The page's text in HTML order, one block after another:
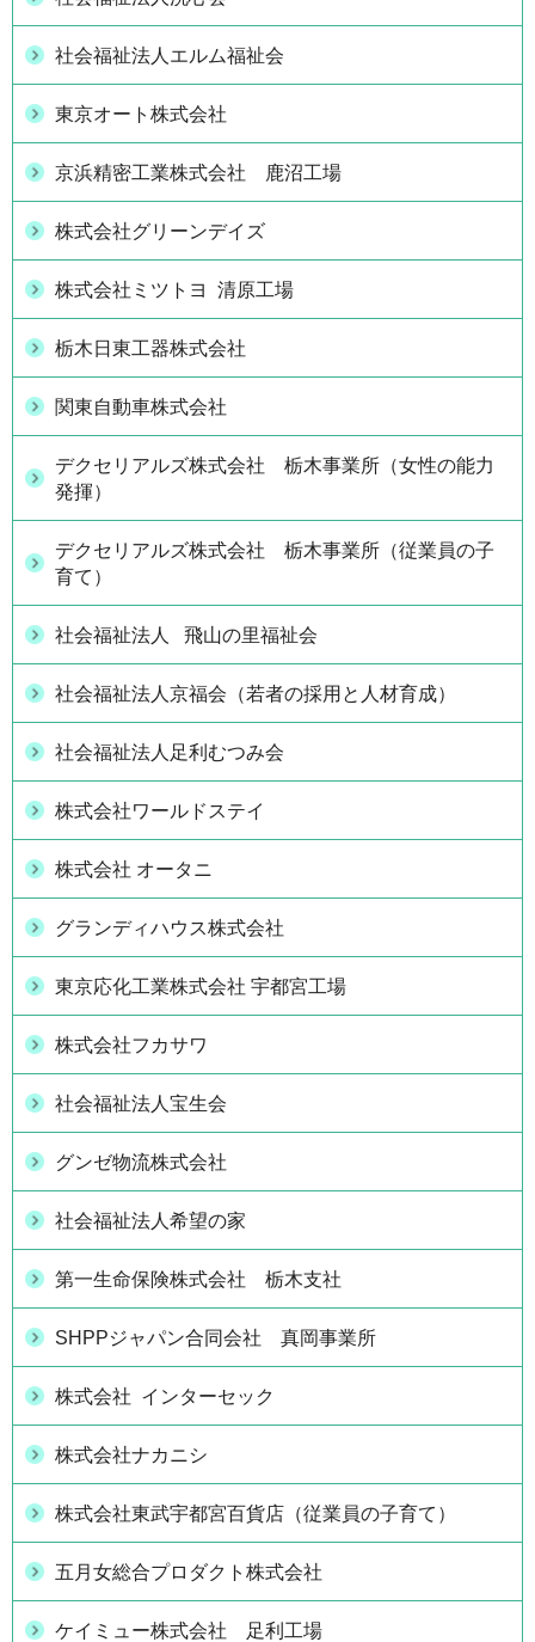
社会福祉法人エルム福祉会
東京オート株式会社
京浜精密工業株式会社 鹿沼工場
株式会社グリーンデイズ
株式会社ミツトヨ 清原工場
栃木日東工器株式会社
関東自動車株式会社
デクセリアルズ株式会社 栃木事業所（女性の能力
発揮）
デクセリアルズ株式会社 栃木事業所（従業員の子
育て）
社会福祉法人 飛山の里福祉会
社会福祉法人京福会（若者の採用と人材育成）
社会福祉法人足利むつみ会
株式会社ワールドステイ
株式会社 オータニ
グランディハウス株式会社
東京応化工業株式会社 宇都宮工場
株式会社フカサワ
社会福祉法人宝生会
グンゼ物流株式会社
社会福祉法人希望の家
第一生命保険株式会社 栃木支社
SHPPジャパン合同会社 真岡事業所
株式会社 インターセック
株式会社ナカニシ
株式会社東武宇都宮百貨店（従業員の子育て）
五月女総合プロダクト株式会社
ケイミュー株式会社 足利工場